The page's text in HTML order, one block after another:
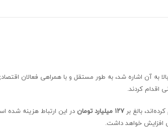
به آن اشاره شد، به طور مستقل و با همراهی فعالان
اقدام کردند.
بالغ بر۱۲۷ میلیارد تومان
افزایش خواهد داشت.